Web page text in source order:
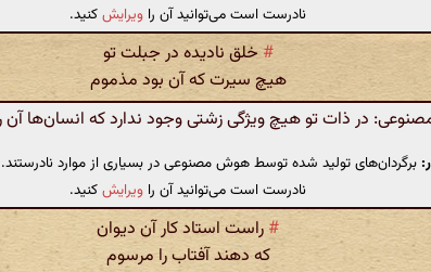
نادرست است می‌توانید آن را ویرایشکنید.
#خلق نادیده در جبلت تو
هیچ سیرت که آن بود مذموم
در ذات تو هیچ ویژگی زشتی وجود ندارد که انسان‌ها آن
برگردان‌های تولید شده توسط هوش مصنوعی در بسیاری از موارد نادرستند.
نادرست است می‌توانید آن را ویرایشکنید.
# راست استاد کار آن دیوان
که دهند آفتاب را مرسوم